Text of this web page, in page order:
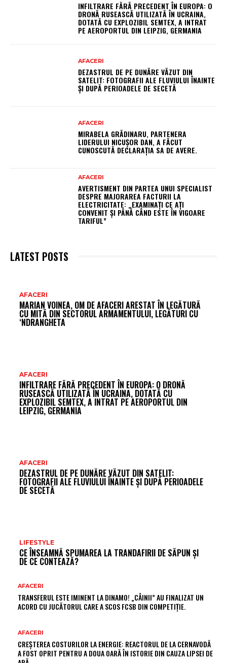
INFILTRARE FĂRĂ PRECEDENT ÎN EUROPA: O
DRONĂ RUSEASCĂ UTILIZATĂ ÎN UCRAINA,
DOTATĂ CU EXPLOZIBIL SEMTEX, A INTRAT
PE AEROPORTUL DIN LEIPZIG, GERMANIA
AFACERI
DEZASTRUL DE PE DUNĂRE VĂZUT DIN
SATELIT: FOTOGRAFII ALE FLUVIULUI ÎNAINTE
ȘI DUPĂ PERIOADELE DE SECETĂ
AFACERI
MIRABELA GRĂDINARU, PARTENERA
LIDERULUI NICUȘOR DAN, A FĂCUT
CUNOSCUTĂ DECLARAȚIA SA DE AVERE.
AFACERI
AVERTISMENT DIN PARTEA UNUI SPECIALIST
DESPRE MAJORAREA FACTURII LA
ELECTRICITATE: „EXAMINAȚI CE AȚI
CONVENIT ȘI PÂNĂ CÂND ESTE ÎN VIGOARE
TARIFUL”
LATEST POSTS
AFACERI
MARIAN VOINEA, OM DE AFACERI ARESTAT ÎN LEGĂTURĂ
CU MITĂ DIN SECTORUL ARMAMENTULUI, LEGĂTURI CU
‘NDRANGHETA
AFACERI
INFILTRARE FĂRĂ PRECEDENT ÎN EUROPA: O DRONĂ
RUSEASCĂ UTILIZATĂ ÎN UCRAINA, DOTATĂ CU
EXPLOZIBIL SEMTEX, A INTRAT PE AEROPORTUL DIN
LEIPZIG, GERMANIA
AFACERI
DEZASTRUL DE PE DUNĂRE VĂZUT DIN SATELIT:
FOTOGRAFII ALE FLUVIULUI ÎNAINTE ȘI DUPĂ PERIOADELE
DE SECETĂ
LIFESTYLE
CE ÎNSEAMNĂ SPUMAREA LA TRANDAFIRII DE SĂPUN ȘI
DE CE CONTEAZĂ?
AFACERI
TRANSFERUL ESTE IMINENT LA DINAMO! „CÂINII” AU FINALIZAT UN
ACORD CU JUCĂTORUL CARE A SCOS FCSB DIN COMPETIȚIE.
AFACERI
CREȘTEREA COSTURILOR LA ENERGIE: REACTORUL DE LA CERNAVODĂ
A FOST OPRIT PENTRU A DOUA OARĂ ÎN ISTORIE DIN CAUZA LIPSEI DE